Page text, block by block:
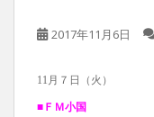
2017年11月6日
11月７日（火）
■ＦＭ小国